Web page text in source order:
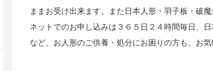
ままお受け出来ます。また日本人形・羽子板・破
ネットでのお申し込みは３６５日２４時間毎日、
など、お人形のご供養・処分にお困りの方も、お気